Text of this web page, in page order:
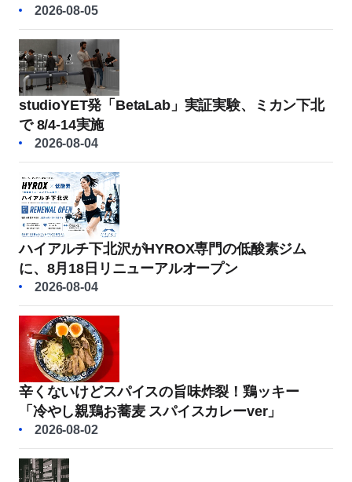
2026-08-05
studioYET発「BetaLab」実証実験、ミカン下北
で 8/4-14実施
2026-08-04
ハイアルチ下北沢がHYROX専門の低酸素ジム
に、8月18日リニューアルオープン
2026-08-04
辛くないけどスパイスの旨味炸裂！鶏ッキー
「冷やし親鶏お蕎麦 スパイスカレーver」
2026-08-02